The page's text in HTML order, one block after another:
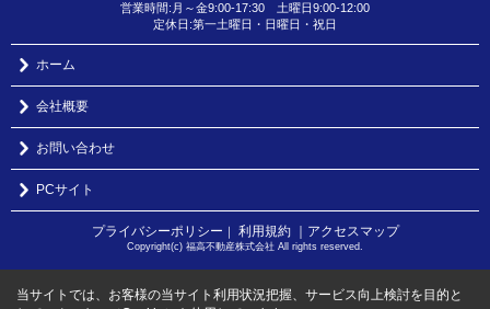
営業時間:月～金9:00-17:30 土曜日9:00-12:00
定休日:第一土曜日・日曜日・祝日
ホーム
会社概要
お問い合わせ
PCサイト
プライバシーポリシー 利用規約 ｜アクセスマップ
Copyright(c) 福高不動産株式会社 All rights reserved.
当サイトでは、お客様の当サイト利用状況把握、サービス向上検討を目的と